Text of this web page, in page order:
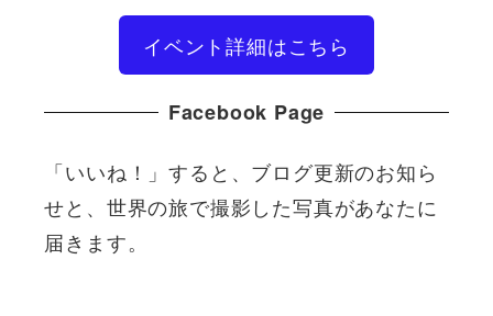
イベント詳細はこちら
Facebook Page
「いいね！」すると、ブログ更新のお知ら
せと、世界の旅で撮影した写真があなたに
届きます。